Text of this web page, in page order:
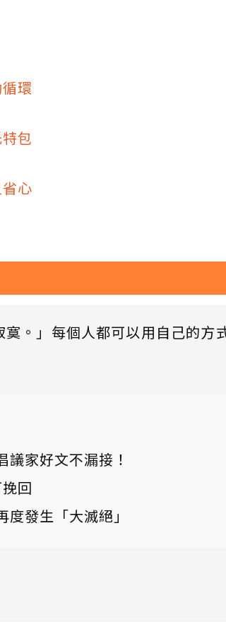
環
包
心
。」每個人都可以用自己的方
家好文不漏接！
回
發生「大滅絕」